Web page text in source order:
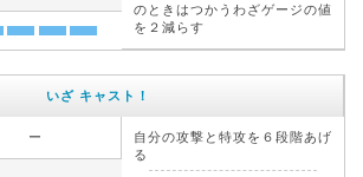
のときはつかうわざゲージの値
を２減らす
いざ キャスト！
ー
自分の攻撃と特攻を６段階あげ
る